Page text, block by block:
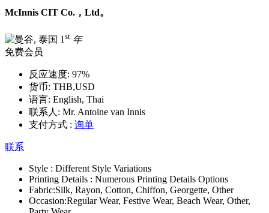
McInnis CIT Co.，Ltd。
1 st 年
免费会员
反应速度: 97%
货币: THB,USD
语言: English, Thai
联系人: Mr. Antoine van Innis
支付方式 : 询单
联系
Style : Different Style Variations
Printing Details : Numerous Printing Details Options
Fabric:Silk, Rayon, Cotton, Chiffon, Georgette, Other
Occasion:Regular Wear, Festive Wear, Beach Wear, Other,